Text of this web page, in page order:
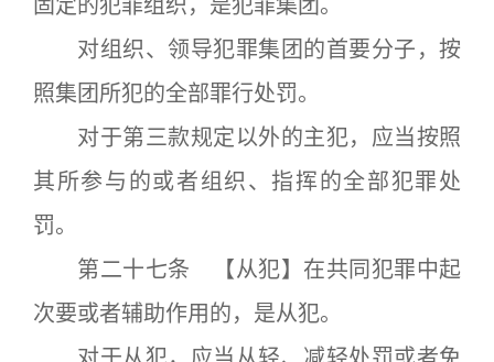
固定的犯罪组织，是犯罪集团。
对组织、领导犯罪集团的首要分子，按
照集团所犯的全部罪行处罚。
对于第三款规定以外的主犯，应当按照
其所参与的或者组织、指挥的全部犯罪处
罚。
第二十七条 【从犯】在共同犯罪中起
次要或者辅助作用的，是从犯。